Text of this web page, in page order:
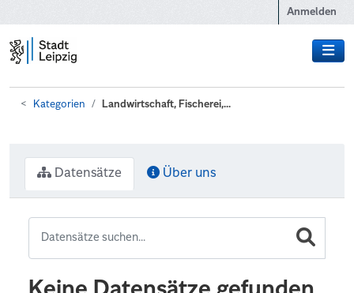
Anmelden
Kategorien Landwirtschaft, Fischerei,...
Datensätze Über uns